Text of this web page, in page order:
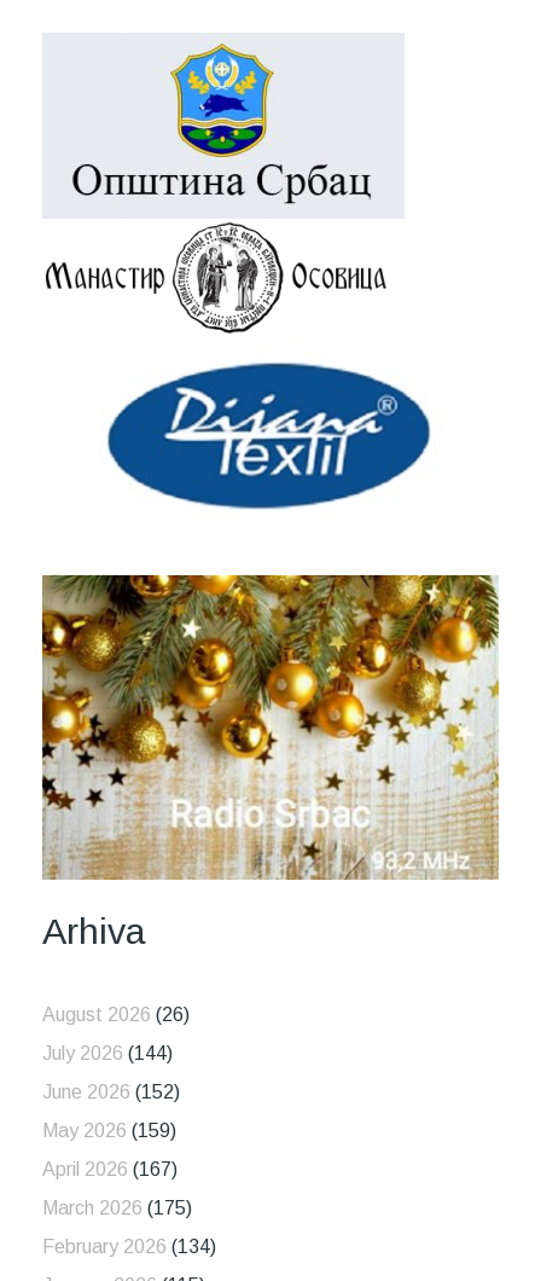
Arhiva
August 2026 (26)
July 2026 (144)
June 2026 (152)
May 2026 (159)
April 2026 (167)
March 2026 (175)
February 2026 (134)